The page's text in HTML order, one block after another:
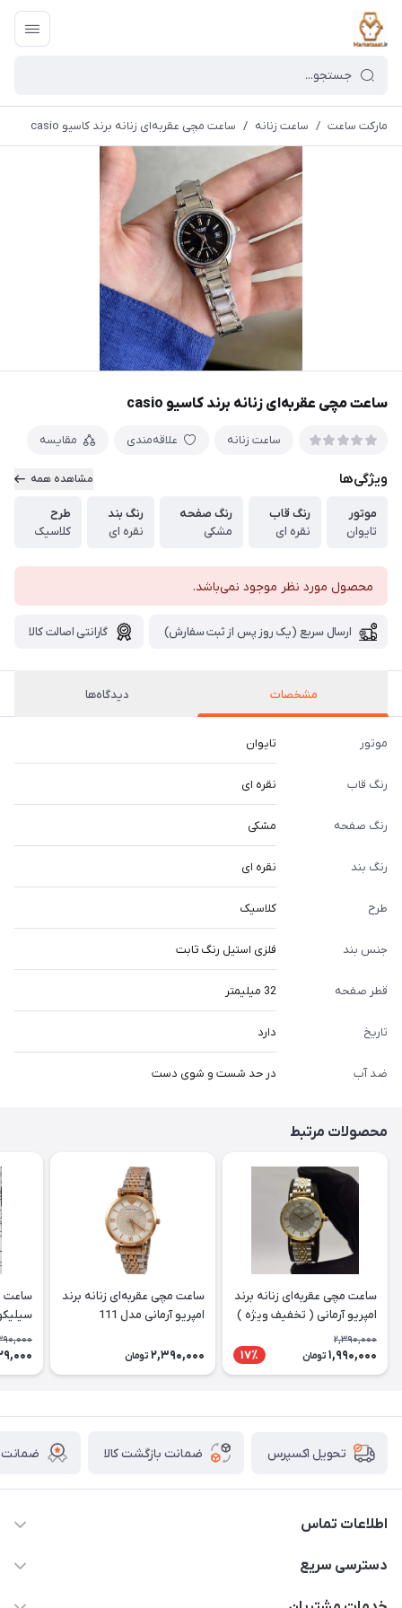
مارکت ساعت / ساعت زنانه / ساعت مچی عقربه‌ای زنانه برند کاسیو casio
ساعت مچی عقربه‌ای زنانه برند کاسیو casio
ساعت زنانه علاقه‌مندی مقایسه
ویژگی‌ها مشاهده همه
موتور
تایوان
رنگ قاب
نقره ای
رنگ صفحه
مشکی
رنگ بند
نقره ای
طرح
کلاسیک
محصول مورد نظر موجود نمی‌باشد.
ارسال سریع (یک روز پس از ثبت سفارش) گارانتی اصالت کالا
مشخصات دیدگاه‌ها
موتور تایوان
رنگ قاب نقره ای
رنگ صفحه مشکی
رنگ بند نقره ای
طرح کلاسیک
جنس بند فلزی استیل رنگ ثابت
قطر صفحه 32 میلیمتر
تاریخ دارد
ضد آب در حد شست و شوی دست
محصولات مرتبط
ساعت مچی عقربه‌ای زنانه برند
امپریو آرمانی ( تخفیف ویژه )
2,390,000
1,990,000 تومان 17٪
ساعت مچی عقربه‌ای زنانه برند
امپریو آرمانی مدل 111
2,390,000 تومان
ساعت
تحویل اکسپرس ضمانت بازگشت کالا ضمانت
اطلاعات تماس
برای دریافت کدرهگیری پیامک دهید 09364926911
دسترسی سریع
حساب کاربری